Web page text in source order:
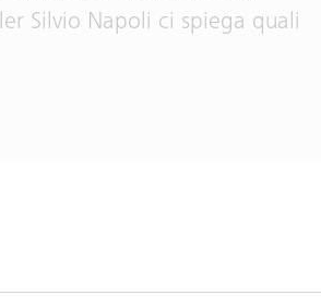
Silvio Napoli ci spiega quali